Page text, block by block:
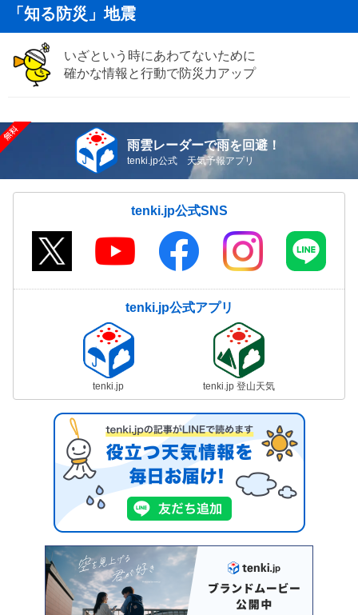
「知る防災」地震
いざという時にあわてないために
確かな情報と行動で防災力アップ
雨雲レーダーで雨を回避！
tenki.jp公式 天気予報アプリ
tenki.jp公式SNS
tenki.jp公式アプリ
tenki.jp tenki.jp 登山天気